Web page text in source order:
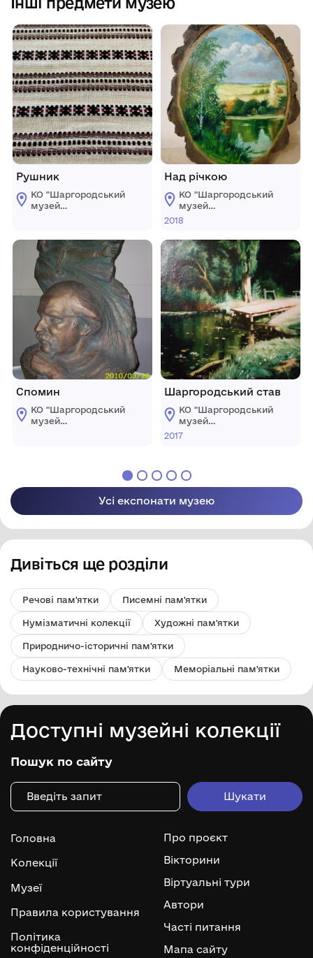
Рушник
КО "Шаргородський
музей
Шаргородської
міської ради
Спомин
КО "Шаргородський
музей
Над річкою
КО "Шаргородський
музей
образотворчого
Шаргородської
міської ради
2018
Шаргородський став
КО "Шаргородський
музей
образотворчого
2017
Усі експонати музею
Дивіться ще розділи
Речові пам'ятки Писемні пам'ятки
Нумізматичні колекції Художні пам'ятки
Природничо-історичні пам'ятки
Науково-технічні пам'ятки Меморіальні пам'ятки
Доступні музейні колекції
Пошук по сайту
Головна
Колекції
Музеї
Правила користування
Політика
конфіденційності
Про проєкт
Вікторини
Віртуальні тури
Автори
Часті питання
Мапа сайту